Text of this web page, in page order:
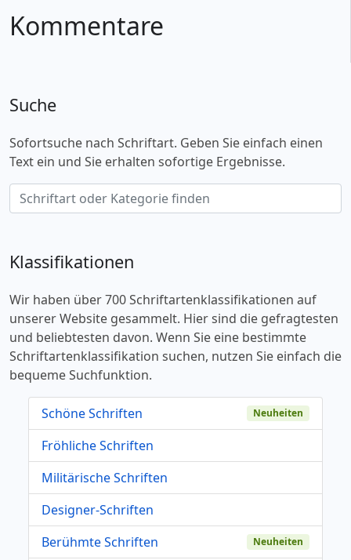
Kommentare
Suche
Sofortsuche nach Schriftart. Geben Sie einfach einen
Text ein und Sie erhalten sofortige Ergebnisse.
Klassifikationen
Wir haben über 700 Schriftartenklassifikationen auf
unserer Website gesammelt. Hier sind die gefragtesten
und beliebtesten davon. Wenn Sie eine bestimmte
Schriftartenklassifikation suchen, nutzen Sie einfach die
bequeme Suchfunktion.
Schöne Schriften Neuheiten
Fröhliche Schriften
Militärische Schriften
Designer-Schriften
Berühmte Schriften
Neuheiten